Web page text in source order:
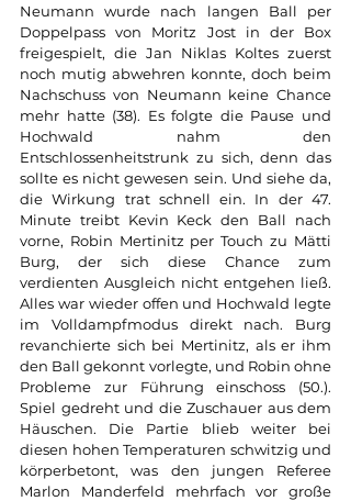
Neumann wurde nach langen Ball per
Doppelpass von Moritz Jost in der Box
freigespielt, die Jan Niklas Koltes zuerst
noch mutig abwehren konnte, doch beim
Nachschuss von Neumann keine Chance
mehr hatte (38). Es folgte die Pause und
Hochwald nahm den
Entschlossenheitstrunk zu sich, denn das
sollte es nicht gewesen sein. Und siehe da,
die Wirkung trat schnell ein. In der 47.
Minute treibt Kevin Keck den Ball nach
vorne, Robin Mertinitz per Touch zu Mätti
Burg, der sich diese Chance zum
verdienten Ausgleich nicht entgehen ließ.
Alles war wieder offen und Hochwald legte
im Volldampfmodus direkt nach. Burg
revanchierte sich bei Mertinitz, als er ihm
den Ball gekonnt vorlegte, und Robin ohne
Probleme zur Führung einschoss (50.).
Spiel gedreht und die Zuschauer aus dem
Häuschen. Die Partie blieb weiter bei
diesen hohen Temperaturen schwitzig und
körperbetont, was den jungen Referee
Marlon Manderfeld mehrfach vor große